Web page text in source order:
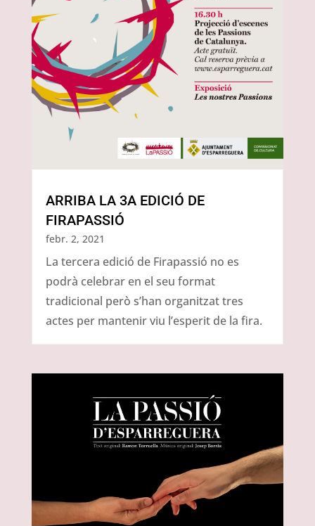
ARRIBA LA 3A EDICIÓ DE
FIRAPASSIÓ
febr. 2, 2021
La tercera edició de Firapassió no es
podrà celebrar en el seu format
tradicional però s’han organitzat tres
actes per mantenir viu l’esperit de la fira.